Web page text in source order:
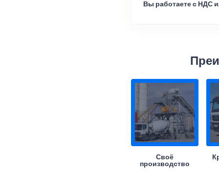
Вы работаете с НДС
Своё
производство